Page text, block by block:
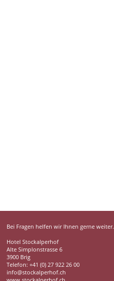
Bei Fragen helfen wir Ihnen gerne weiter.
Hotel Stockalperhof
Alte Simplonstrasse 6
3900 Brig
Telefon: +41 (0) 27 922 26 00
info@stockalperhof.ch